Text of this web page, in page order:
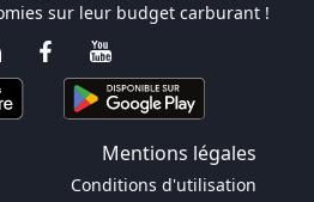
sur leur budget carburant !
Mentions légales
Conditions d'utilisation